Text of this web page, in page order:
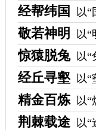
经帮纬国 以“
敬若神明 以“
惊猿脱兔 以“
经丘寻壑 以“
精金百炼 以“
荆棘载途 以“